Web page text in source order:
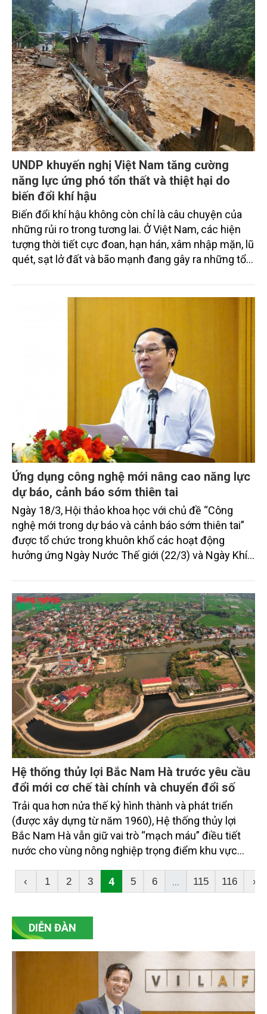
UNDP khuyến nghị Việt Nam tăng cường
năng lực ứng phó tổn thất và thiệt hại do
biến đổi khí hậu
Biến đổi khí hậu không còn chỉ là câu chuyện của
những rủi ro trong tương lai. Ở Việt Nam, các hiện
tượng thời tiết cực đoan, hạn hán, xâm nhập mặn, lũ
quét, sạt lở đất và bão mạnh đang gây ra những tổn
vượt quá khả năng thích ứng hiện có. Báo cáo
Loss and Damage do UNDP công bố ngày
24/3/2026 cho rằng, Việt Nam cần nhanh chóng
nâng cao mức độ sẵn sàng để giải quyết “tổn thất
và thiệt hại” một cách có hệ thống, đồng thời đủ
năng lực tiếp cận và sử dụng hiệu quả các cơ chế
Ứng dụng công nghệ mới nâng cao năng lực
dự báo, cảnh báo sớm thiên tai
Ngày 18/3, Hội thảo khoa học với chủ đề “Công
nghệ mới trong dự báo và cảnh báo sớm thiên tai”
được tổ chức trong khuôn khổ các hoạt động
hưởng ứng Ngày Nước Thế giới (22/3) và Ngày Khí
đàn để các nhà khoa học, nhà quản lý và doanh
nghiệp cùng trao đổi các giải pháp công nghệ mới
nhằm nâng cao hiệu quả công tác dự báo, cảnh báo
sớm thiên tai tại Việt Nam.
Hệ thống thủy lợi Bắc Nam Hà trước yêu cầu
đổi mới cơ chế tài chính và chuyển đổi số
Trải qua hơn nửa thế kỷ hình thành và phát triển
(được xây dựng từ năm 1960), Hệ thống thủy lợi
Bắc Nam Hà vẫn giữ vai trò “mạch máu” điều tiết
nước cho vùng nông nghiệp trọng điểm khu vực
những biến động về khí hậu, yêu cầu chuyển đổi số
và áp lực tài chính ngày càng gia tăng, đơn vị quản
toàn diện mô hình quản trị để bảo đảm vận hành
bền vững.
‹ 1 2 3 4 5 6 ... 115 116 ›
DIỄN ĐÀN